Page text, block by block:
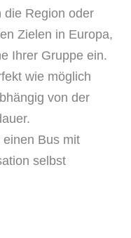
die Region oder
Zielen in Europa,
Ihrer Gruppe ein.
wie möglich
von der
Bus mit
selbst